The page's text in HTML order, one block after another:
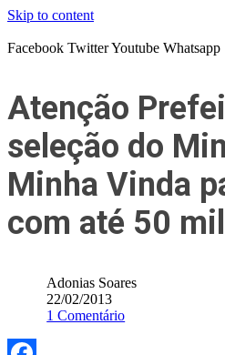
Skip to content
Facebook TwitterYoutube Whatsapp
Atenção
seleção do
Minha Vinda
com até 50
Adonias Soares
22/02/2013
1 Comentário